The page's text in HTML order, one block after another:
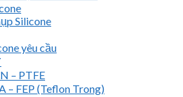
Silicone
yêu cầu
– PTFE
– FEP (Teflon Trong)